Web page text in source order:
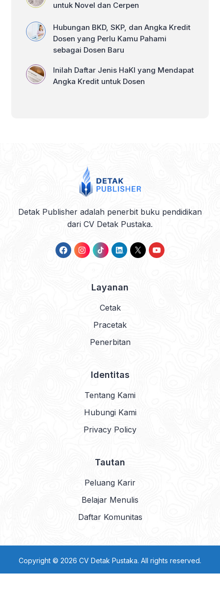
untuk Novel dan Cerpen
Hubungan BKD, SKP, dan Angka Kredit
Dosen yang Perlu Kamu Pahami
sebagai Dosen Baru
Inilah Daftar Jenis HaKI yang Mendapat
Angka Kredit untuk Dosen
Detak Publisher adalah penerbit buku pendidikan
dari CV Detak Pustaka.
Layanan
Cetak
Pracetak
Penerbitan
Identitas
Tentang Kami
Hubungi Kami
Privacy Policy
Tautan
Peluang Karir
Belajar Menulis
Daftar Komunitas
Copyright © 2026 CV Detak Pustaka. All rights reserved.